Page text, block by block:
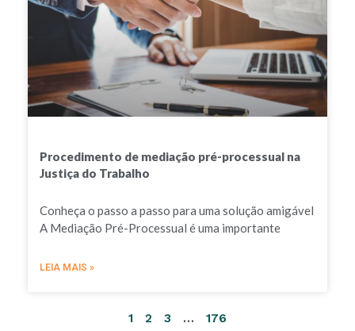
Procedimento de mediação pré-processual na
Justiça do Trabalho
Conheça o passo a passo para uma solução amigável
A Mediação Pré-Processual é uma importante
LEIA MAIS »
1 2 3 … 176